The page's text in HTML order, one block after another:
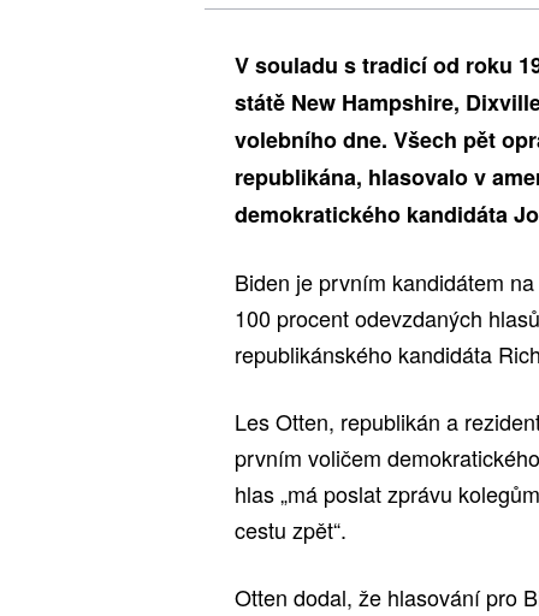
V souladu s tradicí od roku
státě New Hampshire,
volebního dne. Všech pět
republikána, hlasovalo v
demokratického kandidáta
Biden je prvním kandidátem
100 procent odevzdaných
republikánského kandidáta
Les Otten, republikán a
prvním voličem
hlas „má poslat zprávu
cestu zpět“.
Otten dodal, že hlasování pro